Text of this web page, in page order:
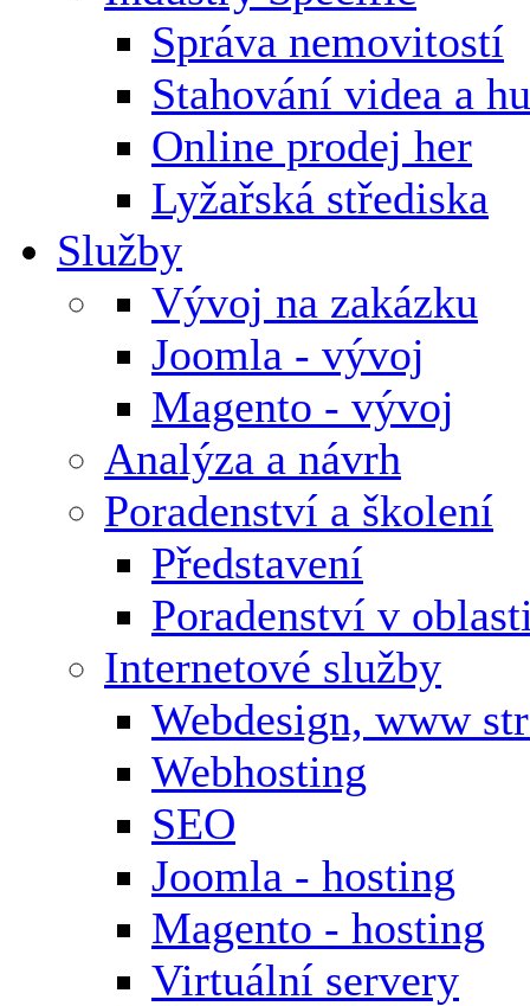
Správa nemovitostí
Stahování videa a
Online prodej her
Lyžařská střediska
Služby
Vývoj na zakázku
Joomla - vývoj
Magento - vývoj
Analýza a návrh
Poradenství a školení
Představení
Poradenství v
Internetové služby
Webdesign, www
Webhosting
SEO
Joomla - hosting
Magento - hosting
Virtuální servery